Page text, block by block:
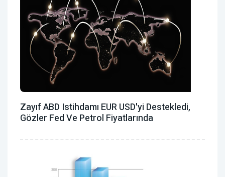
Zayıf ABD Istihdamı EUR USD'yi Destekledi,
Gözler Fed Ve Petrol Fiyatlarında